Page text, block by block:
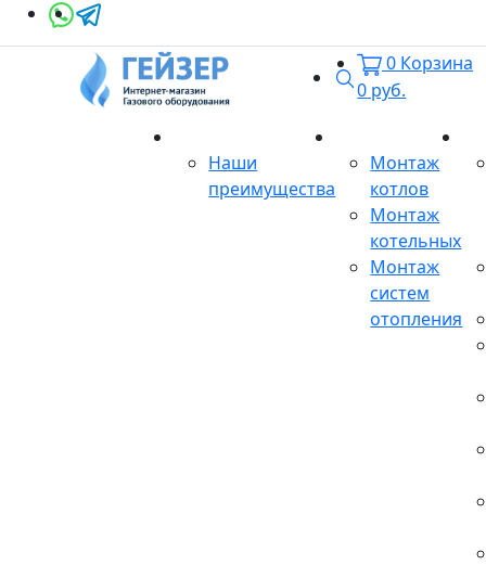
Поиск
0 Корзина
0 руб.
Наши
преимущества
Монтаж
котлов
Монтаж
котельных
Монтаж
систем
отопления